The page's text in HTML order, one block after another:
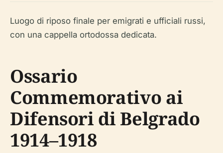
Luogo di riposo finale per emigrati e ufficiali russi,
con una cappella ortodossa dedicata.
Ossario
Commemorativo ai
Difensori di Belgrado
1914–1918